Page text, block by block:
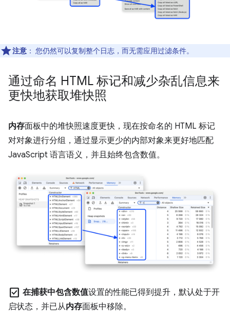
注意 ： 您仍然可以复制整个日志，而无需应用过滤条件。
通过命名 HTML 标记和减少杂乱信息来
更快地获取堆快照
内存面板中的堆快照速度更快，现在按命名的 HTML 标记
对对象进行分组，通过显示更少的内部对象来更好地匹配
JavaScript 语言语义，并且始终包含数值。
check_box 在捕获中包含数值设置的性能已得到提升，默认处于开
启状态，并已从内存面板中移除。